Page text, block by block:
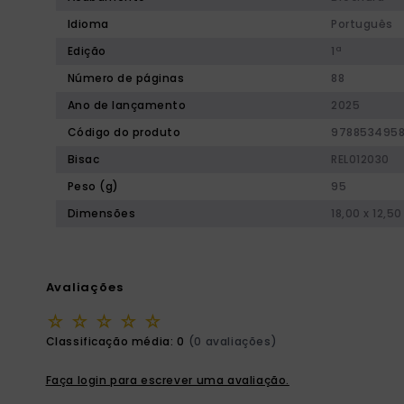
Idioma
Português
Edição
1ª
Número de páginas
88
Ano de lançamento
2025
Código do produto
Bisac
REL012030
Peso (g)
95
Dimensões
18,00 x 12,50
Avaliações
☆ ☆ ☆ ☆ ☆
Classificação média: 0 (0 avaliações)
Faça login para escrever uma avaliação.